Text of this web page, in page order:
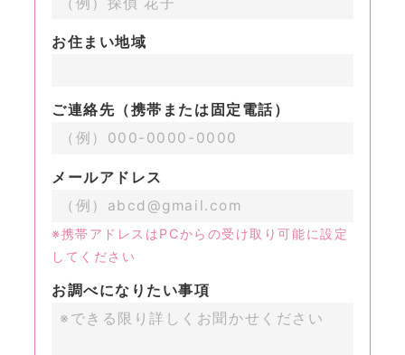
お住まい地域
ご連絡先（携帯または固定電話）
メールアドレス
※携帯アドレスはPCからの受け取り可能に設定
してください
お調べになりたい事項